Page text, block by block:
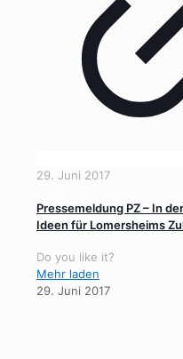
29. Juni 2017
Pressemeldung PZ – In
Ideen für Lomersheims
Do you like it?
Mehr laden
29. Juni 2017